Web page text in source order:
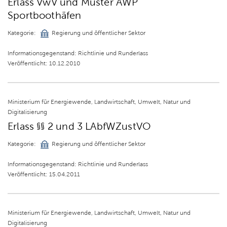
Sportboothäfen
Kategorie: Regierung und öffentlicher Sektor
Informationsgegenstand: Richtlinie und Runderlass
Veröffentlicht: 10.12.2010
Ministerium für Energiewende, Landwirtschaft, Umwelt, Natur und
Digitalisierung
Erlass §§ 2 und 3 LAbfWZustVO
Kategorie: Regierung und öffentlicher Sektor
Informationsgegenstand: Richtlinie und Runderlass
Veröffentlicht: 15.04.2011
Ministerium für Energiewende, Landwirtschaft, Umwelt, Natur und
Digitalisierung